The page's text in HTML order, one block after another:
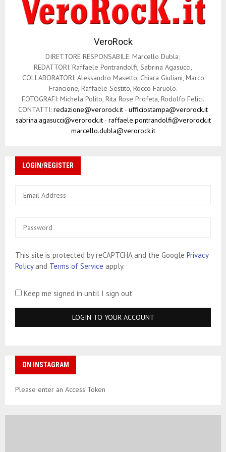
VeroRock
DIRETTORE RESPONSABILE: Marcello Dubla;
REDATTORI: Raffaele Pontrandolfi, Sabrina Agasucci,
COLLABORATORI: Alessandro Masetto, Chiara Giuliani, Marco
Francione, Raffaele Sestito, Rocco Faruolo.
FOTOGRAFI: Michela Polito, Rita Rose Profeta, Rodolfo Felici.
CONTATTI: redazione@verorock.it - ufficiostampa@verorock.it
sabrina.agasucci@verorock.it- raffaele.pontrandolfi@verorock.it
marcello.dubla@verorock.it
LOGIN/REGISTER
This site is protected by reCAPTCHA and the Google Privacy
Policyand Terms of Service apply.
Keep me signed in until I sign out
ON INSTAGRAM
Please enter an Access Token